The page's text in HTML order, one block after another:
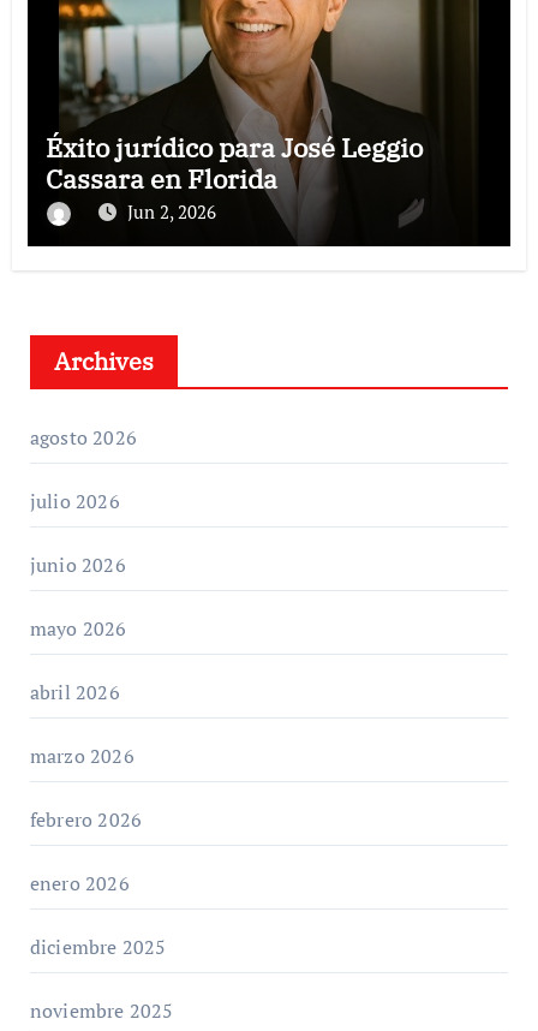
Éxito jurídico para José Leggio
Cassara en Florida
Jun 2, 2026
Archives
agosto 2026
julio 2026
junio 2026
mayo 2026
abril 2026
marzo 2026
febrero 2026
enero 2026
diciembre 2025
noviembre 2025